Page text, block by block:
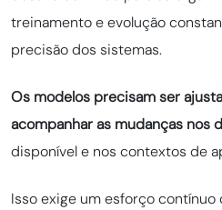
treinamento e evolução
precisão dos sistemas.
Os modelos precisam ser
acompanhar as mudanças nos
disponível e nos contextos de
Isso exige um esforço contínuo